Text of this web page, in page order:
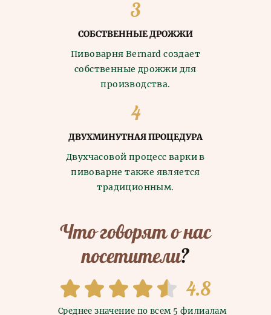
СОБСТВЕННЫЕ ДРОЖЖИ
Пивоварня Bernard создает
собственные дрожжи для
производства.
ДВУХМИНУТНАЯ ПРОЦЕДУРА
Двухчасовой процесс варки в
пивоварне также является
традиционным.
Что говорят о нас
посетители?
4.8
Среднее значение по всем 5 филиалам